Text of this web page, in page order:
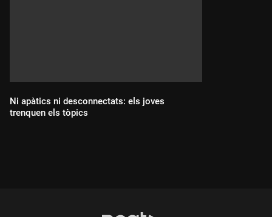
Ni apàtics ni desconnectats: els joves
trenquen els tòpics